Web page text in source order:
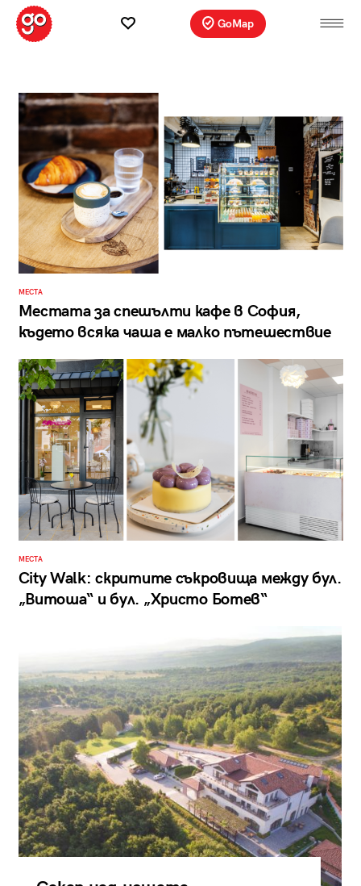
GoMap
МЕСТА
Местата за спешълти кафе в София,
където всяка чаша е малко пътешествие
МЕСТА
City Walk: скритите съкровища между бул.
„Витоша“ и бул. „Христо Ботев“